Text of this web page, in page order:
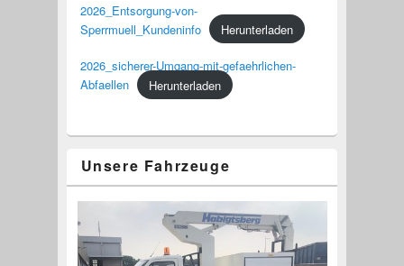
2026_Entsorgung-von-
Sperrmuell_Kundeninfo
Herunterladen
2026_sicherer-Umgang-mit-gefaehrlichen-
Abfaellen
Herunterladen
Unsere Fahrzeuge